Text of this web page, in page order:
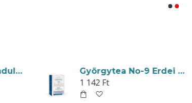
400g Györgytea No-9 Erdei Szederlevél Szálas 40g
1 142 Ft